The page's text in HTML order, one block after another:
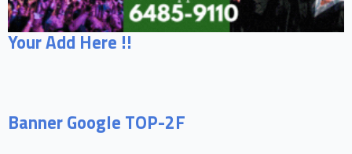
Your Add Here !!
Banner Google TOP-2F